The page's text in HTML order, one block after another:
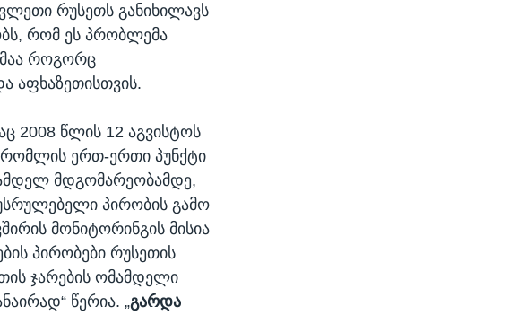
რუსეთს განიხილავს
რომ ეს პრობლემა
როგორც
აფხაზეთისთვის.
2008 წლის 12 აგვისტოს
ერთ-ერთი პუნქტი
მდგომარეობამდე,
პირობის გამო
მონიტორინგის მისია
პირობები რუსეთის
ჯარების ომამდელი
წერია. „გარდა